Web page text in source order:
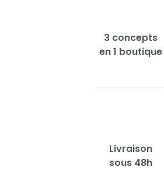
3 concepts
en 1 boutique
Livraison
sous 48h